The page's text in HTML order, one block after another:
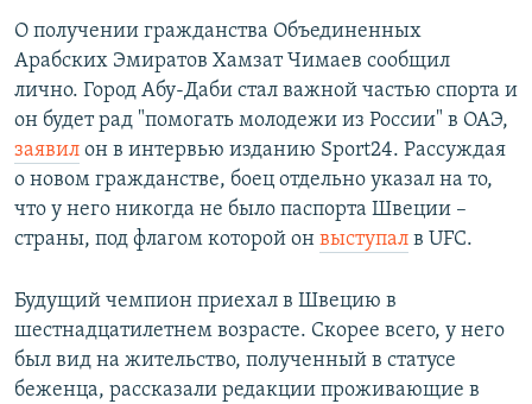
О получении гражданства Объединенных
Арабских Эмиратов Хамзат Чимаев сообщил
лично. Город Абу-Даби стал важной частью спорта и
он будет рад "помогать молодежи из России" в ОАЭ,
заявил он в интервью изданию Sport24. Рассуждая
о новом гражданстве, боец отдельно указал на то,
что у него никогда не было паспорта Швеции –
страны, под флагом которой он выступал в UFC.
Будущий чемпион приехал в Швецию в
шестнадцатилетнем возрасте. Скорее всего, у него
был вид на жительство, полученный в статусе
беженца, рассказали редакции проживающие в